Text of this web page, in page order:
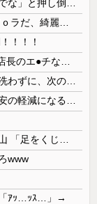
！！！
www
「ｱｯ…ｯｽ…」→